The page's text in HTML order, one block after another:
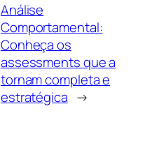
Análise
Comportamental:
Conheça os
assessments que a
tornam completa e
estratégica →